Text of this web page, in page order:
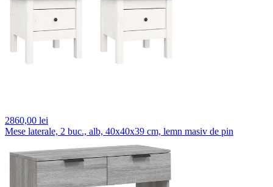
2860,00 lei
Mese laterale, 2 buc., alb, 40x40x39 cm, lemn masiv de pin